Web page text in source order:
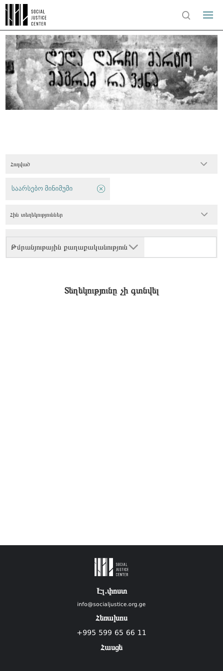
Հոդված
Թմրանյութային քաղաքականություն
საარსებო მინიმუმი
Հին տեղեկություններ
Տեղեկությունը չի գտնվել
Էլ.փոստ
info@socialjustice.org.ge
Հեռախոս
+995 599 65 66 11
Հասցե